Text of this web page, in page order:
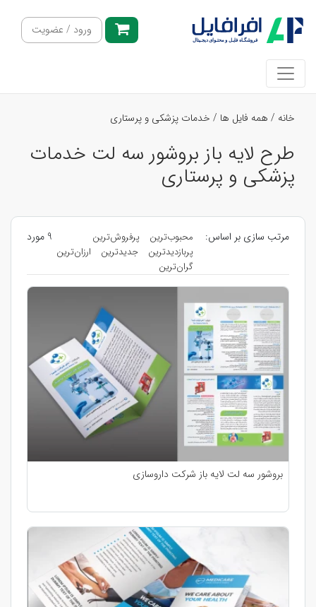
ورود / عضویت
خانه / همه فایل ها / خدمات پزشکی و پرستاری
طرح لایه باز بروشور سه لت خدمات
پزشکی و پرستاری
مرتب سازی بر اساس: محبوب‌ترین
پرفروش‌ترین
پربازدیدترین
جدیدترین
ارزان‌ترین
گران‌ترین
9 مورد
بروشور سه لت لایه باز شرکت داروسازی